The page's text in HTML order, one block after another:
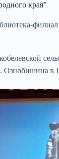
края”
филиал
в